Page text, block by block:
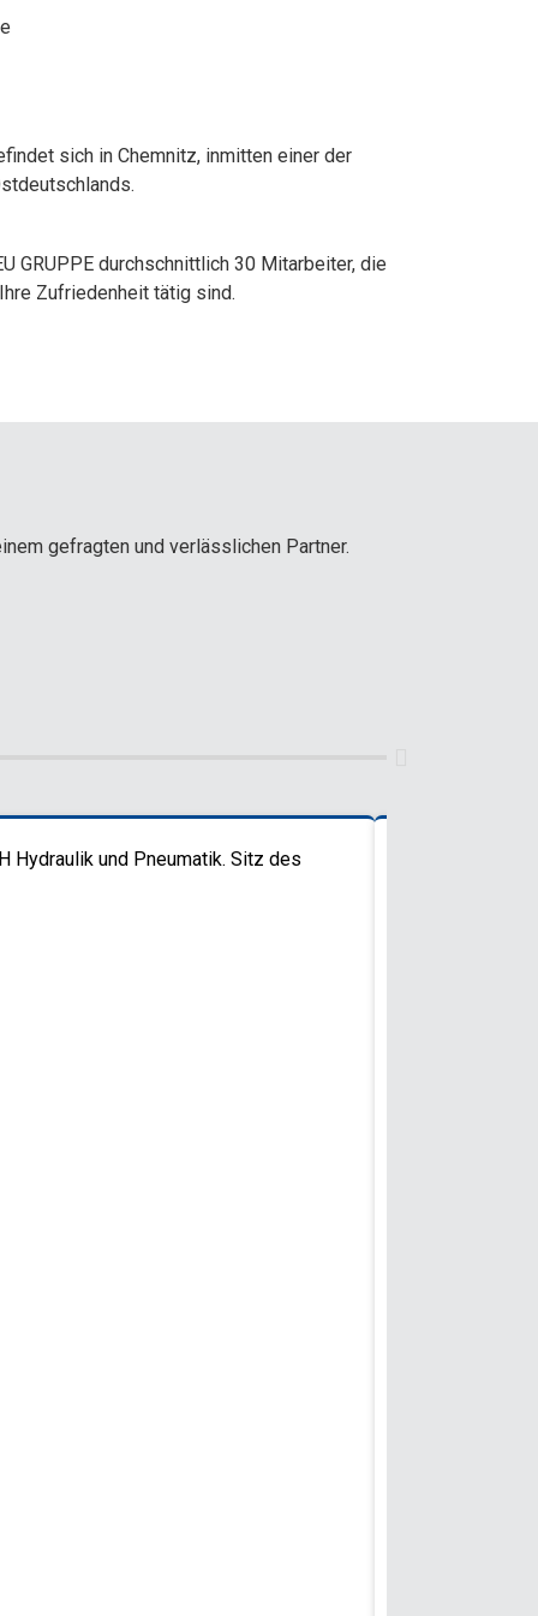
sich in Chemnitz, inmitten einer der
GRUPPE durchschnittlich 30 Mitarbeiter, die
Zufriedenheit tätig sind.
gefragten und verlässlichen Partner.
Hydraulik und Pneumatik. Sitz des